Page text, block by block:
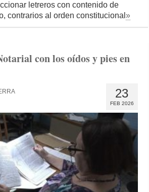
letreros con contenido de
contrarios al orden constitucional»
con los oídos y pies en
23
FEB 2026